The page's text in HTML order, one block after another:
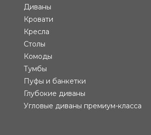
Диваны
Кровати
Кресла
Столы
Комоды
Тумбы
Пуфы и банкетки
Глубокие диваны
Угловые диваны премиум-класса